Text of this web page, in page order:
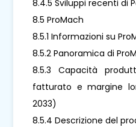
8.4.5 Sviluppi recenti di
8.5 ProMach
8.5.1 Informazioni su
8.5.2 Panoramica di
8.5.3 Capacità
fatturato e margine
2033)
8.5.4 Descrizione del